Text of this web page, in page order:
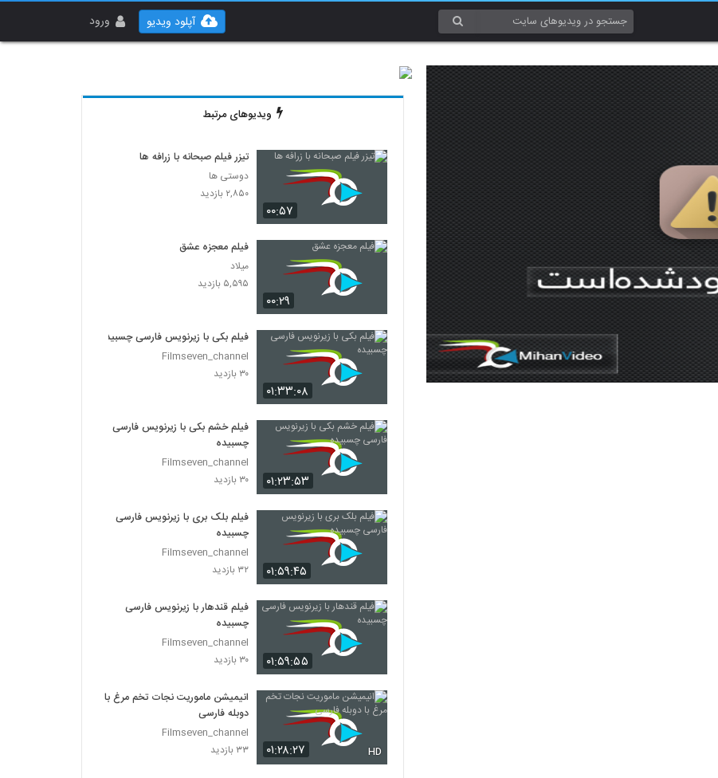
ورود آپلود ویدیو
ویدیوهای مرتبط
۰۰:۵۷
تیزر فیلم صبحانه با زرافه ها
دوستی ها
۲,۸۵۰ بازدید
۰۰:۲۹
فیلم معجزه عشق
میلاد
۵,۵۹۵ بازدید
۰۱:۳۳:۰۸
فیلم بکی با زیرنویس فارسی چسبیده
Filmseven_channel
۳۰ بازدید
۰۱:۲۳:۵۳
فیلم خشم بکی با زیرنویس فارسی
چسبیده
Filmseven_channel
۳۰ بازدید
۰۱:۵۹:۴۵
فیلم بلک بری با زیرنویس فارسی
چسبیده
Filmseven_channel
۳۲ بازدید
۰۱:۵۹:۵۵
فیلم قندهار با زیرنویس فارسی
چسبیده
Filmseven_channel
۳۰ بازدید
۰۱:۲۸:۲۷ HD
انیمیشن ماموریت نجات تخم مرغ با
دوبله فارسی
Filmseven_channel
۳۳ بازدید